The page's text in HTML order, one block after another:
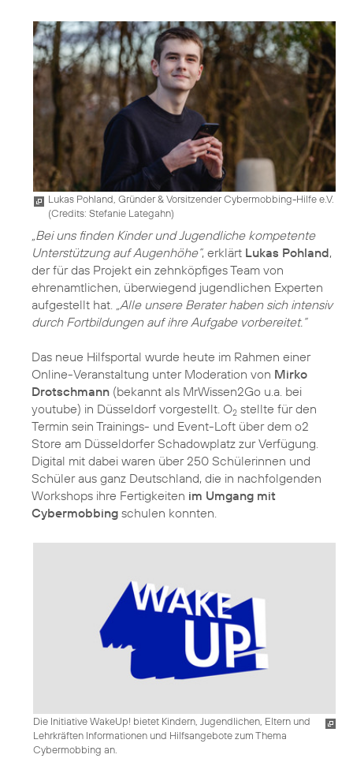
Lukas Pohland, Gründer & Vorsitzender Cybermobbing-Hilfe e.V.
(Credits: Stefanie Lategahn)
„Bei uns finden Kinder und Jugendliche kompetente
Unterstützung auf Augenhöhe“, erklärt Lukas Pohland,
der für das Projekt ein zehnköpfiges Team von
ehrenamtlichen, überwiegend jugendlichen Experten
aufgestellt hat. „Alle unsere Berater haben sich intensiv
durch Fortbildungen auf ihre Aufgabe vorbereitet.“
Das neue Hilfsportal wurde heute im Rahmen einer
Online-Veranstaltung unter Moderation von Mirko
Drotschmann (bekannt als MrWissen2Go u.a. bei
youtube) in Düsseldorf vorgestellt. O2 stellte für den
Termin sein Trainings- und Event-Loft über dem o2
Store am Düsseldorfer Schadowplatz zur Verfügung.
Digital mit dabei waren über 250 Schülerinnen und
Schüler aus ganz Deutschland, die in nachfolgenden
Workshops ihre Fertigkeiten im Umgang mit
Cybermobbing
Die Initiative WakeUp! bietet Kindern, Jugendlichen, Eltern und
Lehrkräften Informationen und Hilfsangebote zum Thema
Cybermobbing an.